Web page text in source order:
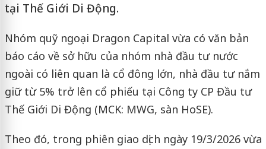
tại Thế Giới Di Động.
Nhóm quỹ ngoại Dragon Capital vừa có văn bản
báo cáo về sở hữu của nhóm nhà đầu tư nước
ngoài có liên quan là cổ đông lớn, nhà đầu tư nắm
giữ từ 5% trở lên cổ phiếu tại Công ty CP Đầu tư
Thế Giới Di Động (MCK: MWG, sàn HoSE).
Theo đó, trong phiên giao dịch ngày 19/3/2026 vừa